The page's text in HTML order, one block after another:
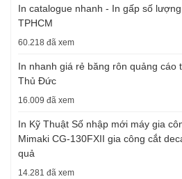
In catalogue nhanh - In gấp số
TPHCM
60.218 đã xem
In nhanh giá rẻ băng rôn quảng cáo
Thủ Đức
16.009 đã xem
In Kỹ Thuật Số nhập mới máy gia
Mimaki CG-130FXII gia công cắt
quả
14.281 đã xem